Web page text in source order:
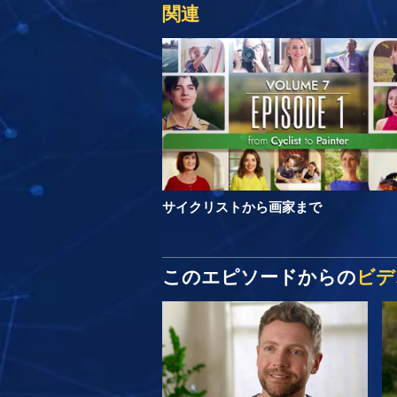
関連
サイクリストから画家まで
このエピソードからのビ